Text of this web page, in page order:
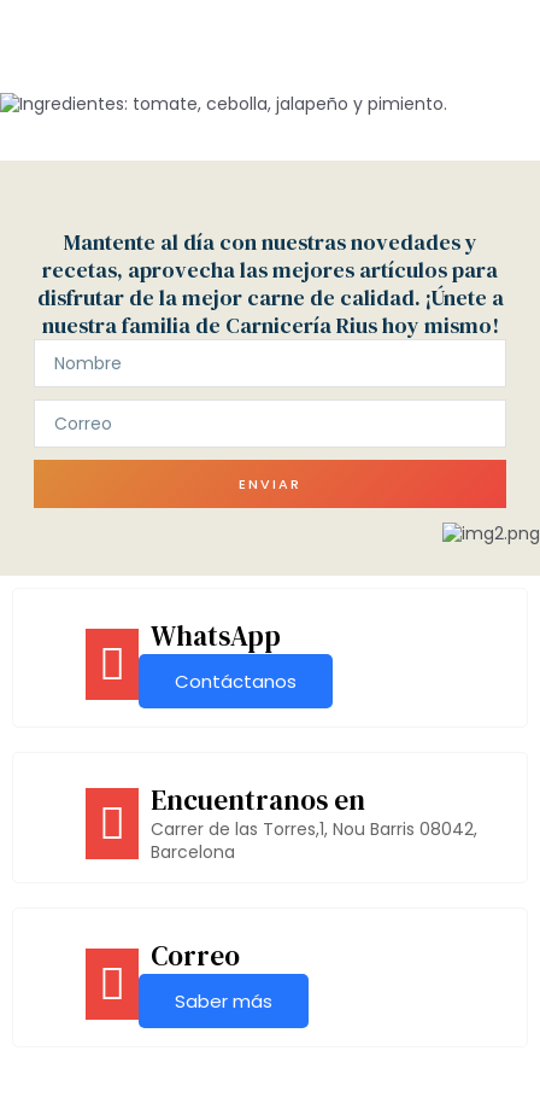
Mantente al día con nuestras novedades y
recetas, aprovecha las mejores artículos para
disfrutar de la mejor carne de calidad. ¡Únete a
nuestra familia de Carnicería Rius hoy mismo!
ENVIAR
WhatsApp
Contáctanos
Encuentranos en
Carrer de las Torres,1, Nou Barris 08042,
Barcelona
Correo
Saber más